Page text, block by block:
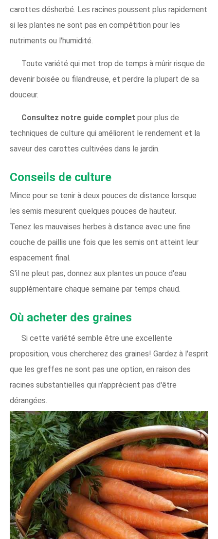
carottes désherbé. Les racines poussent plus rapidement
si les plantes ne sont pas en compétition pour les
nutriments ou l'humidité.
Toute variété qui met trop de temps à mûrir risque de
devenir boisée ou filandreuse, et perdre la plupart de sa
douceur.
Consultez notre guide complet pour plus de
techniques de culture qui améliorent le rendement et la
saveur des carottes cultivées dans le jardin.
Conseils de culture
Mince pour se tenir à deux pouces de distance lorsque
les semis mesurent quelques pouces de hauteur.
Tenez les mauvaises herbes à distance avec une fine
couche de paillis une fois que les semis ont atteint leur
espacement final.
S'il ne pleut pas, donnez aux plantes un pouce d'eau
supplémentaire chaque semaine par temps chaud.
Où acheter des graines
Si cette variété semble être une excellente
proposition, vous chercherez des graines! Gardez à l'esprit
que les greffes ne sont pas une option, en raison des
racines substantielles qui n'apprécient pas d'être
dérangées.